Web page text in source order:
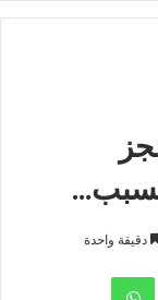
دقيقة واحدة
واتساب